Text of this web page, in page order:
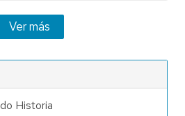
Ver más
Historia